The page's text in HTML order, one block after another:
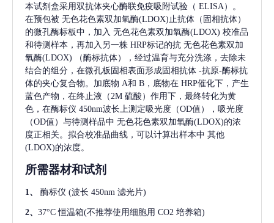
本试剂盒采用双抗体夹心酶联免疫吸附试验（ ELISA）。
在预包被 无色花色素双加氧酶(LDOX)止抗体（固相抗体）
的微孔酶标板中，加入 无色花色素双加氧酶(LDOX) 校准品
和待测样本，再加入另一株 HRP标记的抗 无色花色素双加
氧酶(LDOX)
（酶标抗体），经过温育与充分洗涤，去除未
结合的组分，在微孔板固相表面形成固相抗体 -抗原-酶标抗
体的夹心复合物。加底物 A和 B，底物在 HRP催化下，产生
蓝色产物，在终止液（2M 硫酸）作用下，最终转化为黄
色，在酶标仪 450nm波长上测定吸光度（OD值），吸光度
（OD值）与待测样品中 无色花色素双加氧酶(LDOX)的浓
度正相关。拟合校准品曲线，可以计算出样本中 其他
(LDOX)的浓度。
所需器材和试剂
1、 酶标仪 (波长 450nm 滤光片)
2、 37°C 恒温箱(不推荐使用细胞用 CO2 培养箱)